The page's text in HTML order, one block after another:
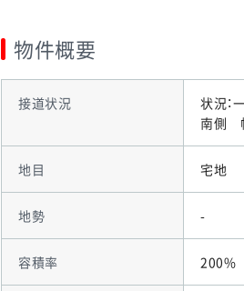
物件概要
接道状況
状況：
南側
地目 宅地
地勢 -
容積率 200%